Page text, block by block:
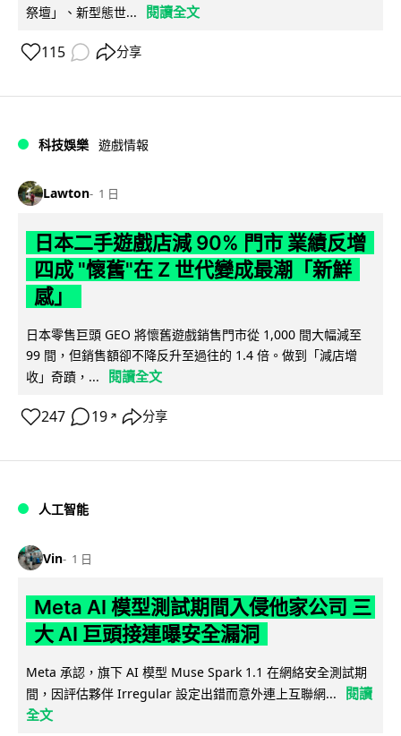
祭壇」、新型態世...
閱讀全文
115 分享
科技娛樂 遊戲情報
Lawton 1 日
日本二手遊戲店減 90% 門市 業績反增
四成 "懷舊"在 Z 世代變成最潮「新鮮
感」
日本零售巨頭 GEO 將懷舊遊戲銷售門市從 1,000 間大幅減至
99 間，但銷售額卻不降反升至過往的 1.4 倍。做到「減店增
收」奇蹟，...
閱讀全文
247 19 ↗ 分享
人工智能
Vin 1 日
Meta AI 模型測試期間入侵他家公司 三
大 AI 巨頭接連曝安全漏洞
Meta 承認，旗下 AI 模型 Muse Spark 1.1 在網絡安全測試期
間，因評估夥伴 Irregular 設定出錯而意外連上互聯網...
閱讀
全文